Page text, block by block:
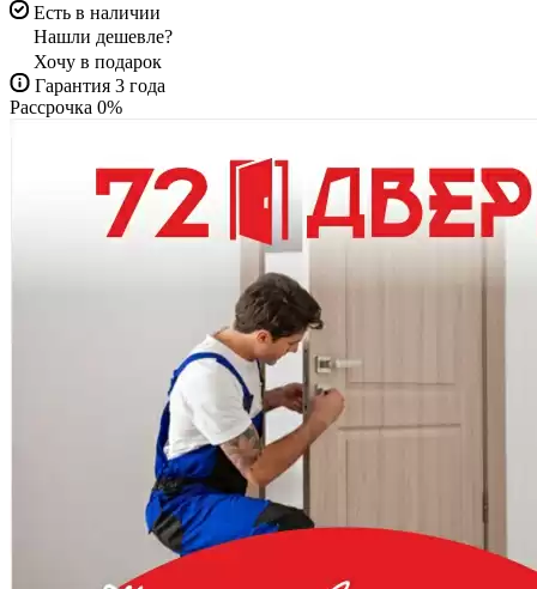
Есть в наличии
Нашли дешевле?
Хочу в подарок
Гарантия 3 года
Рассрочка 0%